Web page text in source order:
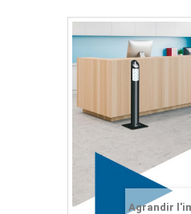
Agrandir